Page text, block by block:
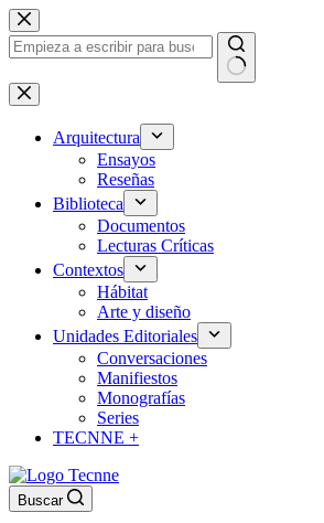
Saltar
al
contenido
Sin
resultados
Arquitectura
Ensayos
Reseñas
Biblioteca
Documentos
Lecturas Críticas
Contextos
Hábitat
Arte y diseño
Unidades Editoriales
Conversaciones
Manifiestos
Monografías
Series
TECNNE +
Buscar